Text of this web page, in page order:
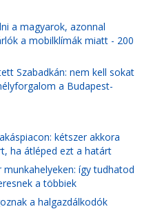
a magyarok, azonnal
a mobilklímák miatt - 200
Szabadkán: nem kell sokat
a Budapest-
kétszer akkora
ha átléped ezt a határt
így tudhatod
a többiek
a halgazdálkodók